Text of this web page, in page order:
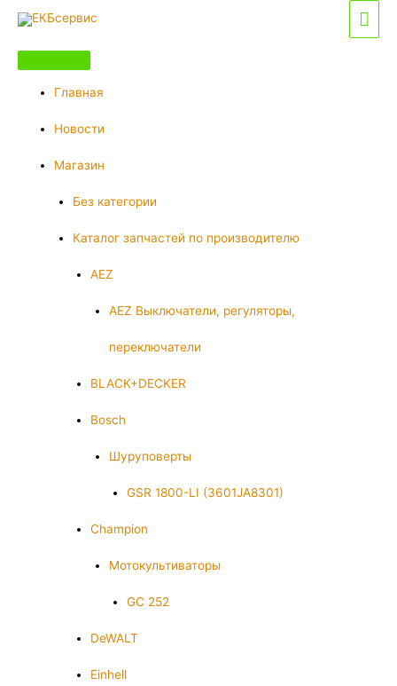
Перейти
содержимому
Главная
Новости
Магазин
Без категории
Каталог запчастей по производителю
AEZ
AEZ Выключатели, регуляторы,
переключатели
BLACK+DECKER
Bosch
Шуруповерты
GSR 1800-LI (3601JA8301)
Champion
Мотокультиваторы
GC 252
DeWALT
Einhell